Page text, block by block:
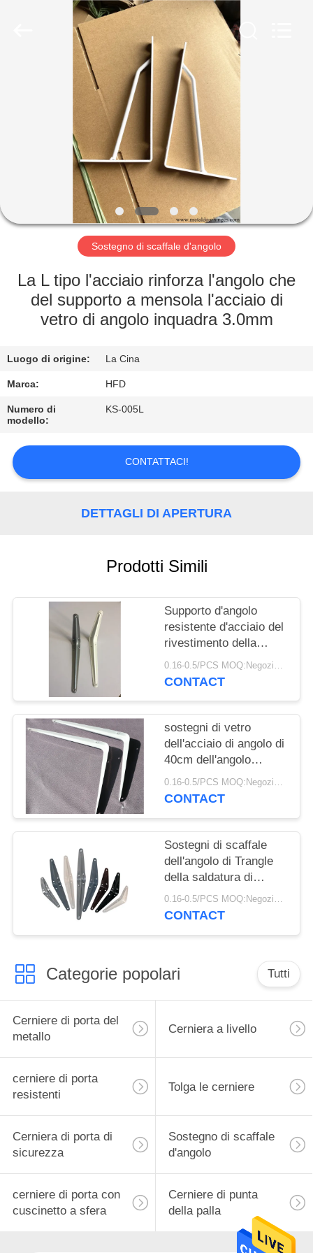
PRODOTTI
CIRCA
NOI
GIRO
DELLA
FABBRICA
CONTROLLO
DI
QUALITÀ
CONTATTICI
PRIVACY
Sostegno di scaffale d'angolo
La L tipo l'acciaio rinforza l'angolo che
del supporto a mensola l'acciaio di
vetro di angolo inquadra 3.0mm
Luogo di origine: La Cina
Marca: HFD
Numero di
modello:
KS-005L
CONTATTACI!
DETTAGLI DI APERTURA
Prodotti Simili
Supporto d'angolo
resistente d'acciaio del
rivestimento della
polvere di colore della
ruggine del sostegno di
0.16-0.5/PCS MOQ:Negoziabile
CONTACT
sostegni di vetro
dell'acciaio di angolo di
40cm dell'angolo
decorativo 50cm del
supporto a mensola
0.16-0.5/PCS MOQ:Negoziabile
CONTACT
Sostegni di scaffale
dell'angolo di Trangle
della saldatura di
acciaio del
supermercato
0.16-0.5/PCS MOQ:Negoziabile
CONTACT
Categorie popolari Tutti
Cerniere di porta del
metallo
Cerniera a livello
cerniere di porta
resistenti
Tolga le cerniere
Cerniera di porta di
sicurezza
Sostegno di scaffale
d'angolo
cerniere di porta con
cuscinetto a sfera
Cerniere di punta
della palla